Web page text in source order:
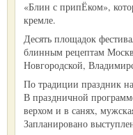
«Блин с припЁком»,
кремле.
Десять площадок
блинным рецептам
Новгородской,
По традиции праздник
В праздничной
верхом и в санях,
Запланировано